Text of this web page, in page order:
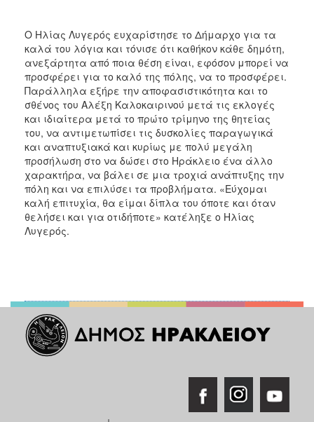
Ο Ηλίας Λυγερός ευχαρίστησε το Δήμαρχο για τα
καλά του λόγια και τόνισε ότι καθήκον κάθε δημότη,
ανεξάρτητα από ποια θέση είναι, εφόσον μπορεί να
προσφέρει για το καλό της πόλης, να το προσφέρει.
Παράλληλα εξήρε την αποφασιστικότητα και το
σθένος του Αλέξη Καλοκαιρινού μετά τις εκλογές
και ιδιαίτερα μετά το πρώτο τρίμηνο της θητείας
του, να αντιμετωπίσει τις δυσκολίες παραγωγικά
και αναπτυξιακά και κυρίως με πολύ μεγάλη
προσήλωση στο να δώσει στο Ηράκλειο ένα άλλο
χαρακτήρα, να βάλει σε μια τροχιά ανάπτυξης την
πόλη και να επιλύσει τα προβλήματα. «Εύχομαι
καλή επιτυχία, θα είμαι δίπλα του όποτε και όταν
θελήσει και για οτιδήποτε» κατέληξε ο Ηλίας
Λυγερός.